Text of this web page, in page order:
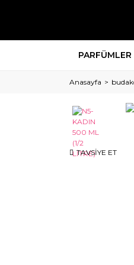
PARFÜMLER
Anasayfa
TAVSİYE ET